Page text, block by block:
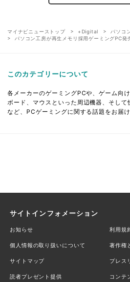
マイナビニューストップ +Digital パソコ
パソコン工房が再生メモリ採用ゲーミングPC
このカテゴリーについて
各メーカーのゲーミングPCや、ゲーム向
ボード、マウスといった周辺機器、そし
など、PCゲーミングに関する話題をお届け
サイトインフォメーション
お知らせ 利用規
個人情報の取り扱いについて 著作権
サイトマップ プレス
読者プレゼント提供 コンテ